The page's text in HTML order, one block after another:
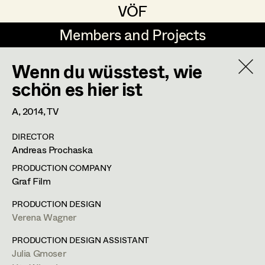
VÖF
VÖF
Members and Projects
Members and Projects
DE EN HOME
Art Department
Costume Department
Retired Members
Honorary Members
Production Design
Production Design Assistant
Art Direction
Assistant Art Director
Set Decoration
Jana Druskovic
Sarah Katharina Eder
Jenny Fischer
Goldmund Friedl
Julia Gmoser
Marie Gruber
Juliane Gstättner
Julia Gmoser
Production Design Assistant
Direction
Wenn du wüsstest, wie
schön es hier ist
A,2014, TV
DIRECTOR
Andreas Prochaska
PRODUCTION COMPANY
Graf Film
PRODUCTION DESIGN
Verena Wagner
PRODUCTION DESIGN ASSISTANT
Julia Gmoser